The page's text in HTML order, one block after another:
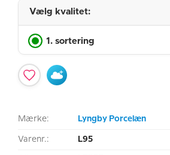
Vælg kvalitet:
1. sortering
Mærke: Lyngby Porcelæn
Varenr.: L95